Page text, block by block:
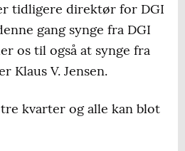
tidligere direktør for DGI
gang synge fra DGI
os til også at synge fra
Klaus V. Jensen.
kvarter og alle kan blot